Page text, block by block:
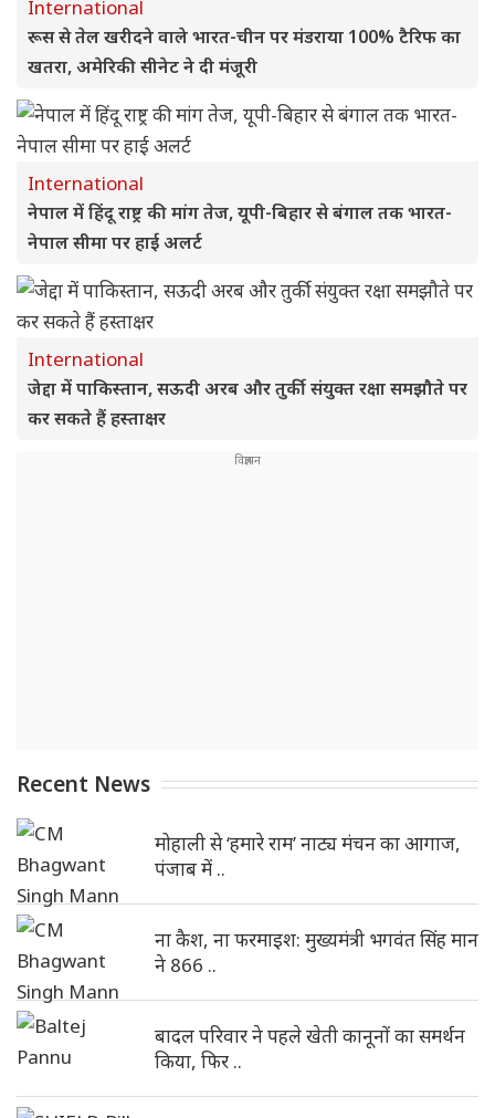
International
रूस से तेल खरीदने वाले भारत-चीन पर मंडराया 100% टैरिफ का
खतरा, अमेरिकी सीनेट ने दी मंजूरी
International
नेपाल में हिंदू राष्ट्र की मांग तेज, यूपी-बिहार से बंगाल तक भारत-
नेपाल सीमा पर हाई अलर्ट
International
जेद्दा में पाकिस्तान, सऊदी अरब और तुर्की संयुक्त रक्षा समझौते पर
कर सकते हैं हस्ताक्षर
Recent News
मोहाली से ‘हमारे राम’ नाट्य मंचन का आगाज,
पंजाब में ..
ना कैश, ना फरमाइश: मुख्यमंत्री भगवंत सिंह मान
ने 866 ..
बादल परिवार ने पहले खेती कानूनों का समर्थन
किया, फिर ..